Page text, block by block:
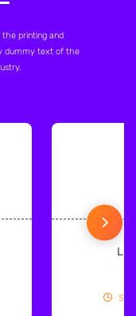
printing and
dummy text of the
Se